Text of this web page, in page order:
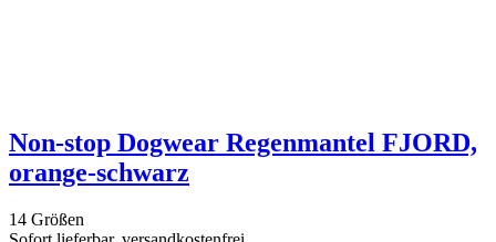
Non-stop Dogwear Regenmantel FJORD,
schwarz